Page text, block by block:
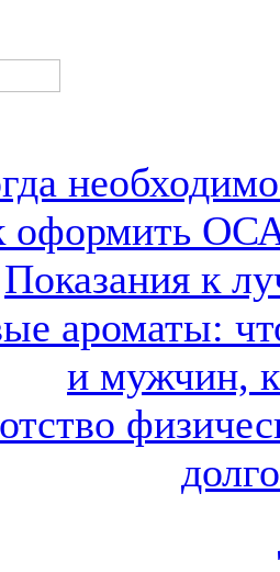
оформить
Показания к
ароматы:
и мужчин,